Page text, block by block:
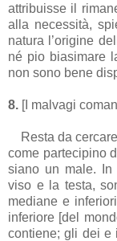
attribuisse il
alla necessità,
natura l’origine
né pio biasimare
non sono bene
8. [I malvagi
Resta da
come partecipino
siano un male. In
viso e la testa,
mediane e
inferiore [del
contiene; gli dei e